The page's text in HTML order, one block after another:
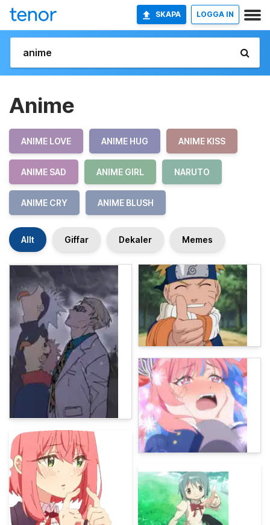
SKAPA LOGGA IN
Anime
ANIME LOVE ANIME HUG ANIME KISS
ANIME SAD ANIME GIRL NARUTO
ANIME CRY ANIME BLUSH
Allt Giffar Dekaler Memes